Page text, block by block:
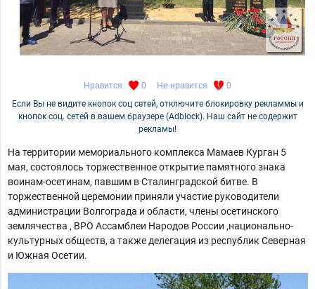
Нравится 0 Не нравится
0
Если Вы не видите кнопок соц сетей, отключите блокировку рекламмы и
кнопок соц. сетей в вашем браузере (Adblock). Наш сайт не содержит
рекламы!
На территории мемориального комплекса Мамаев Курган 5
мая, состоялось торжественное открытие памятного знака
воинам-осетинам, павшим в Сталинградской битве. В
торжественной церемонии приняли участие руководители
администрации Волгограда и области, члены осетинского
землячества , ВРО Ассамблеи Народов России ,национально-
культурных обществ, а также делегация из республик Северная
и Южная Осетии.